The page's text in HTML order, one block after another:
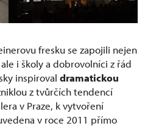
fresku se zapojili nejen
i školy a dobrovolníci z řád
inspiroval dramatickou
z tvůrčích tendencí
v Praze, k vytvoření
v roce 2011 přímo